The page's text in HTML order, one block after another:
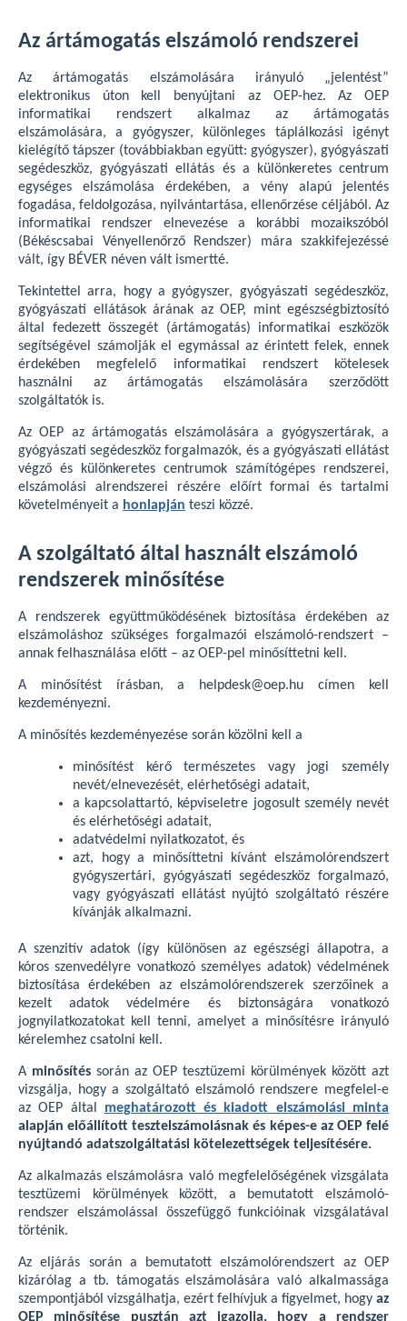
Az ártámogatás elszámoló rendszerei
Az ártámogatás elszámolására irányuló „jelentést”
elektronikus úton kell benyújtani az OEP-hez. Az OEP
informatikai rendszert alkalmaz az ártámogatás
elszámolására, a gyógyszer, különleges táplálkozási igényt
kielégítő tápszer (továbbiakban együtt: gyógyszer), gyógyászati
segédeszköz, gyógyászati ellátás és a különkeretes centrum
egységes elszámolása érdekében, a vény alapú jelentés
fogadása, feldolgozása, nyilvántartása, ellenőrzése céljából. Az
informatikai rendszer elnevezése a korábbi mozaikszóból
(Békéscsabai Vényellenőrző Rendszer) mára szakkifejezéssé
vált, így BÉVER néven vált ismertté.
Tekintettel arra, hogy a gyógyszer, gyógyászati segédeszköz,
gyógyászati ellátások árának az OEP, mint egészségbiztosító
által fedezett összegét (ártámogatás) informatikai eszközök
segítségével számolják el egymással az érintett felek, ennek
érdekében megfelelő informatikai rendszert kötelesek
használni az ártámogatás elszámolására szerződött
szolgáltatók is.
Az OEP az ártámogatás elszámolására a gyógyszertárak, a
gyógyászati segédeszköz forgalmazók, és a gyógyászati ellátást
végző és különkeretes centrumok számítógépes rendszerei,
elszámolási alrendszerei részére előírt formai és tartalmi
követelményeit a honlapján teszi közzé.
A szolgáltató által használt elszámoló
rendszerek minősítése
A rendszerek együttműködésének biztosítása érdekében az
elszámoláshoz szükséges forgalmazói elszámoló-rendszert –
annak felhasználása előtt – az OEP-pel minősíttetni kell.
A minősítést írásban, a helpdesk@oep.hu címen kell
kezdeményezni.
A minősítés kezdeményezése során közölni kell a
minősítést kérő természetes vagy jogi személy
nevét/elnevezését, elérhetőségi adatait,
a kapcsolattartó, képviseletre jogosult személy nevét
és elérhetőségi adatait,
adatvédelmi nyilatkozatot, és
azt, hogy a minősíttetni kívánt elszámolórendszert
gyógyszertári, gyógyászati segédeszköz forgalmazó,
vagy gyógyászati ellátást nyújtó szolgáltató részére
kívánják alkalmazni.
A szenzitív adatok (így különösen az egészségi állapotra, a
kóros szenvedélyre vonatkozó személyes adatok) védelmének
biztosítása érdekében az elszámolórendszerek szerzőinek a
kezelt adatok védelmére és biztonságára vonatkozó
jognyilatkozatokat kell tenni, amelyet a minősítésre irányuló
kérelemhez csatolni kell.
A minősítés során az OEP tesztüzemi körülmények között azt
vizsgálja, hogy a szolgáltató elszámoló rendszere megfelel-e
az OEP által meghatározott és kiadott elszámolási minta
alapján előállított tesztelszámolásnak és képes-e az OEP felé
nyújtandó adatszolgáltatási kötelezettségek teljesítésére.
Az alkalmazás elszámolásra való megfelelőségének vizsgálata
tesztüzemi körülmények között, a bemutatott elszámoló-
rendszer elszámolással összefüggő funkcióinak vizsgálatával
történik.
Az eljárás során a bemutatott elszámolórendszert az OEP
kizárólag a tb. támogatás elszámolására való alkalmassága
szempontjából vizsgálhatja, ezért felhívjuk a figyelmet, hogy az
OEP minősítése pusztán azt igazolja, hogy a rendszer